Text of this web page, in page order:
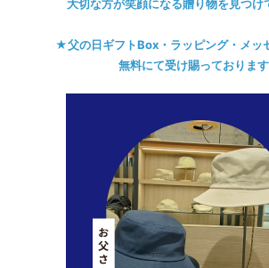
大切な方が笑顔になる贈り物を見つけ
★父の日ギフトBox・ラッピング・メッ
無料にて受け賜っております